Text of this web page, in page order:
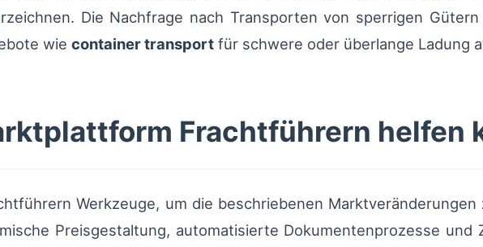
Die Nachfrage nach Transporten von sperrigen
wie container transport für schwere oder überlange Ladung
Frachtführern helfen
Werkzeuge, um die beschriebenen
Preisgestaltung, automatisierte Dokumentenprozesse und